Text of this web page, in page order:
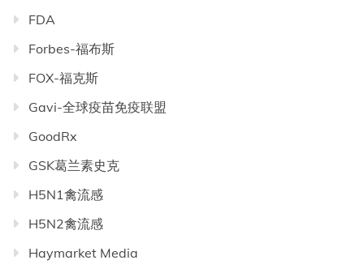
FDA
Forbes-福布斯
FOX-福克斯
Gavi-全球疫苗免疫联盟
GoodRx
GSK葛兰素史克
H5N1禽流感
H5N2禽流感
Haymarket Media